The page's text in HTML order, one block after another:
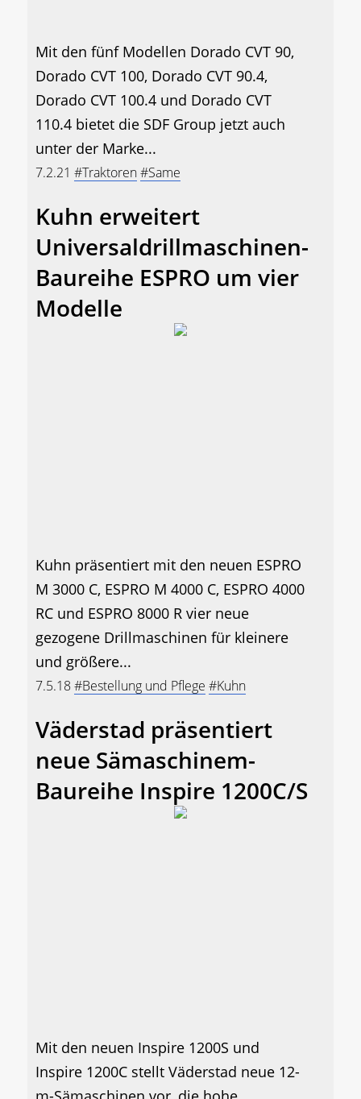
Mit den fünf Modellen Dorado CVT 90,
Dorado CVT 100, Dorado CVT 90.4,
Dorado CVT 100.4 und Dorado CVT
110.4 bietet die SDF Group jetzt auch
unter der Marke...
7.2.21 #Traktoren#Same
Kuhn erweitert
Universaldrillmaschinen-
Baureihe ESPRO um vier
Modelle
Kuhn präsentiert mit den neuen ESPRO
M 3000 C, ESPRO M 4000 C, ESPRO 4000
RC und ESPRO 8000 R vier neue
gezogene Drillmaschinen für kleinere
und größere...
7.5.18#Bestellung und Pflege #Kuhn
Väderstad präsentiert
neue Sämaschinem-
Baureihe Inspire 1200C/S
Mit den neuen Inspire 1200S und
Inspire 1200C stellt Väderstad neue 12-